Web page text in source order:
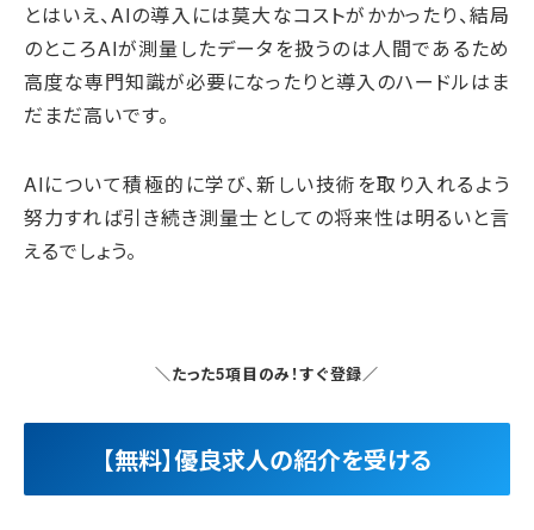
とはいえ、AIの導入には莫大なコストがかかったり、結局
のところAIが測量したデータを扱うのは人間であるため
高度な専門知識が必要になったりと導入のハードルはま
だまだ高いです。
AIについて積極的に学び、新しい技術を取り入れるよう
努力すれば引き続き測量士としての将来性は明るいと言
えるでしょう。
＼たった5項目のみ！すぐ登録／
【無料】優良求人の紹介を受ける